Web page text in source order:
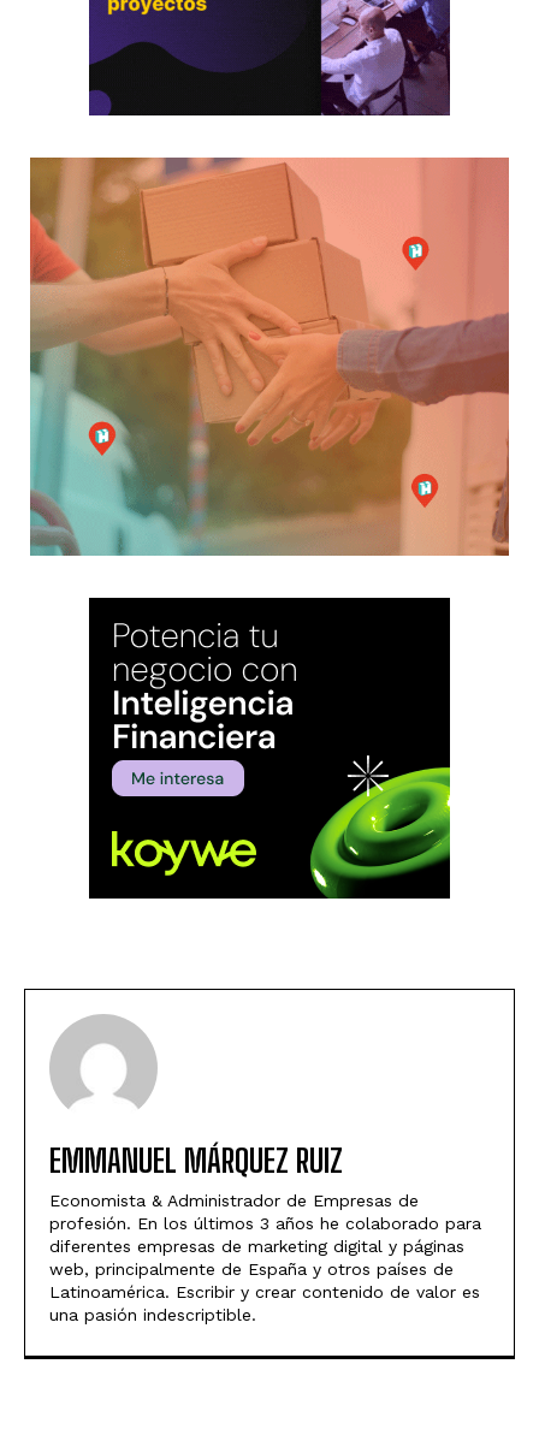
EMMANUEL MÁRQUEZ RUIZ
Economista & Administrador de Empresas de
profesión. En los últimos 3 años he colaborado para
diferentes empresas de marketing digital y páginas
web, principalmente de España y otros países de
Latinoamérica. Escribir y crear contenido de valor es
una pasión indescriptible.